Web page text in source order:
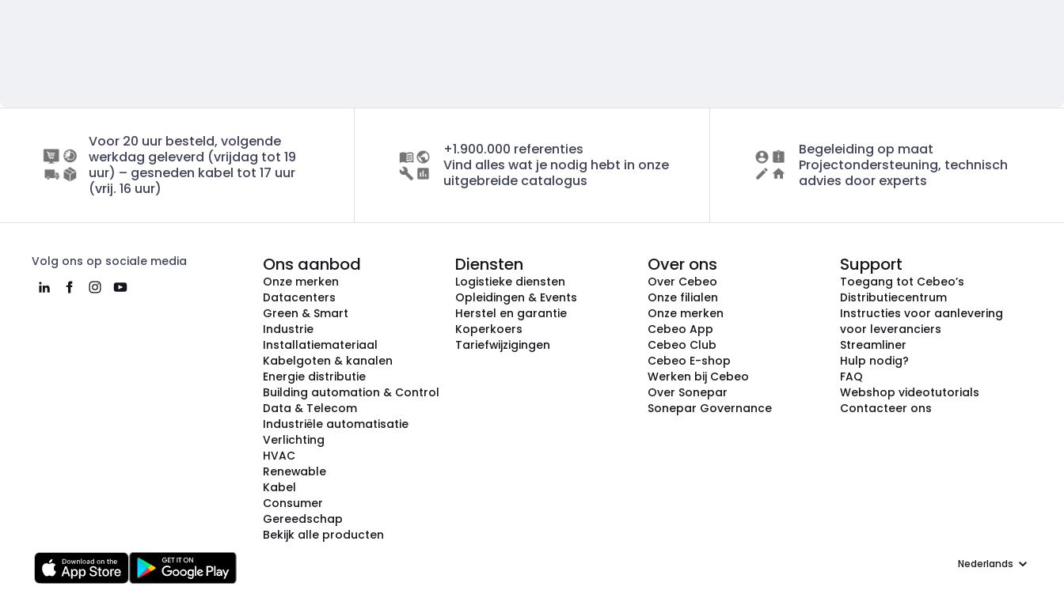
Voor 20 uur besteld, volgende
werkdag geleverd (vrijdag tot 19
uur) – gesneden kabel tot 17 uur
(vrij. 16 uur)
+1.900.000 referenties
Vind alles wat je nodig hebt in onze
uitgebreide catalogus
Begeleiding op maat
Projectondersteuning, technisch
advies door experts
Volg ons op sociale media Ons aanbod
Onze merken
Datacenters
Green & Smart
Industrie
Installatiemateriaal
Kabelgoten & kanalen
Energie distributie
Building automation & Control
Data & Telecom
Industriële automatisatie
Verlichting
HVAC
Renewable
Kabel
Consumer
Gereedschap
Bekijk alle producten
Diensten
Logistieke diensten
Opleidingen & Events
Herstel en garantie
Koperkoers
Tariefwijzigingen
Over ons
Over Cebeo
Onze filialen
Onze merken
Cebeo App
Cebeo Club
Cebeo E-shop
Werken bij Cebeo
Over Sonepar
Sonepar Governance
Support
Toegang tot Cebeo’s
Distributiecentrum
Instructies voor aanlevering
voor leveranciers
Streamliner
Hulp nodig?
FAQ
Webshop videotutorials
Contacteer ons
Taal